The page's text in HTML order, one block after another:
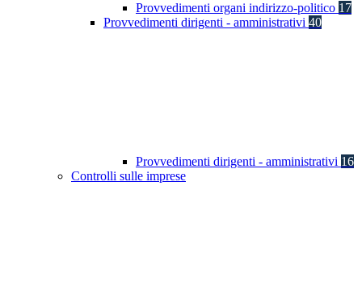
Provvedimenti organi indirizzo-politico 17
Provvedimenti dirigenti - amministrativi 40
Provvedimenti dirigenti - amministrativi 16
Controlli sulle imprese